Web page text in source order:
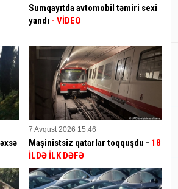
Sumqayıtda avtomobil təmiri sexi
yandı - VİDEO
7 Avqust 2026 15:46
Maşinistsiz qatarlar toqquşdu - 18
İLDƏ İLK DƏFƏ